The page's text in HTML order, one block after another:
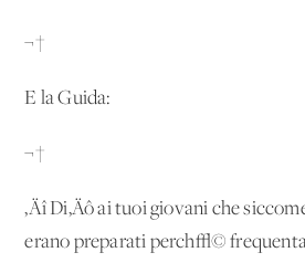
¬†
E la Guida:
¬†
‚Äî Di‚Äô ai tuoi giovani che
erano preparati perch√©